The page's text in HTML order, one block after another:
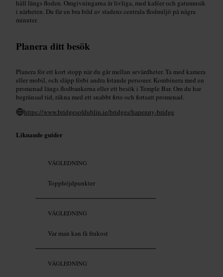
håll längs floden. Omgivningarna är livliga, med kaféer och gatumusik
i närheten. Du får en bra bild av stadens centrala flodmiljö på några
minuter.
Planera ditt besök
Planera för ett kort stopp när du går mellan sevärdheter. Ta med kamera
eller mobil, och släpp förbi andra fotande personer. Kombinera med en
promenad längs flodbankerna eller ett besök i Temple Bar. Om du har
begränsad tid, räkna med ett snabbt foto och fortsatt promenad.
https://www.bridgesofdublin.ie/bridges/hapenny-bridge
Liknande guider
VÄGLEDNING
Topphöjdpunkter
VÄGLEDNING
Var man kan få frukost
VÄGLEDNING